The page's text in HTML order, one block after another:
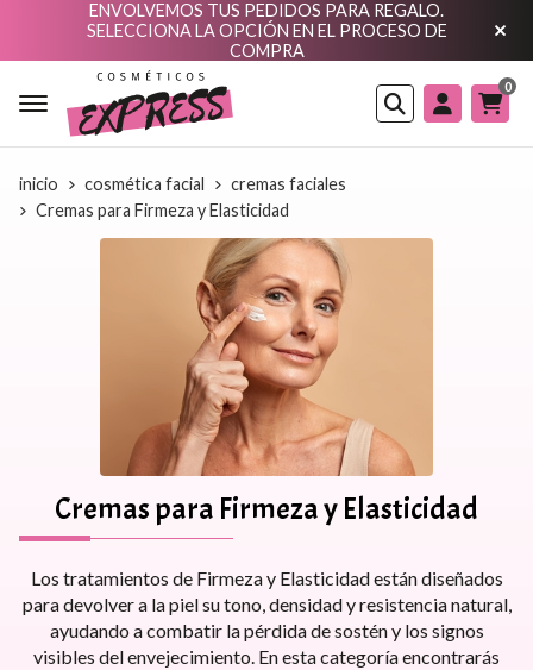
ENVOLVEMOS TUS PEDIDOS PARA REGALO.
SELECCIONA LA OPCIÓN EN EL PROCESO DE
COMPRA
Buscar
0
inicio cosmética facial
cremas faciales
Cremas para Firmeza y Elasticidad
Cremas para Firmeza y Elasticidad
Los tratamientos de Firmeza y Elasticidad están diseñados
para devolver a la piel su tono, densidad y resistencia natural,
ayudando a combatir la pérdida de sostén y los signos
visibles del envejecimiento. En esta categoría encontrarás